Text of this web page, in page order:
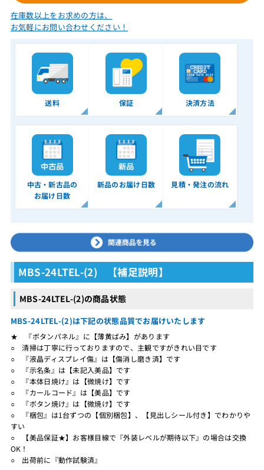
在庫数以上をお求めの方は、
お気軽にお問い合わせください！
送料 保証 決済方法
中古・新古品の
お届け日数
新品のお届け日数 見積・発注の流れ
MBS-24LTEL-(2) 【補足説明】
MBS-24LTEL-(2)の商品状態
MBS-24LTEL-(2)は下記の状態品質でお届けいたします
★ 『ボタンパネル』に【薄黄ばみ】があります
○ 清掃は丁寧に行っておりますので、主観ですがきれい目です
○ 『液晶ディスプレイ傷』は【傷消し磨き済】です
○ 『示名条』は【未記入美品】です
○ 『本体日焼け』は【微焼け】です
○ 『カールコード』は【美品】です
○ 『ボタン焼け』は【微焼け】です
○ 『梱包』は1台ずつの【個別梱包】、【見出しシール付き】でわかりや
すい
○ 【美品保証★】お客様目線で『外装レベルが期待以下』の場合は交換
OK！
○ 出荷前に『動作試験済』